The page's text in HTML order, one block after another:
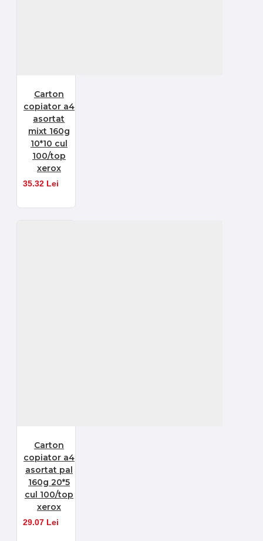
Carton
copiator a4
asortat
mixt 160g
10*10 cul
100/top
xerox
35.32 Lei
Carton
copiator a4
asortat pal
160g 20*5
cul 100/top
xerox
29.07 Lei